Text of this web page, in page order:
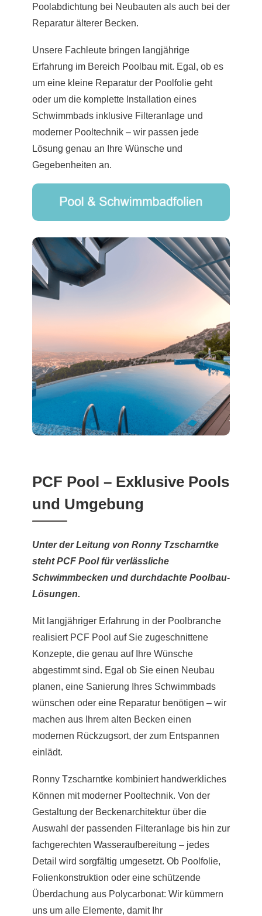
Poolabdichtung bei Neubauten als auch bei der
Reparatur älterer Becken.
Unsere Fachleute bringen langjährige
Erfahrung im Bereich Poolbau mit. Egal, ob es
um eine kleine Reparatur der Poolfolie geht
oder um die komplette Installation eines
Schwimmbads inklusive Filteranlage und
moderner Pooltechnik – wir passen jede
Lösung genau an Ihre Wünsche und
Gegebenheiten an.
PCF Pool – Exklusive Pools
und Umgebung
Unter der Leitung von Ronny Tzscharntke
steht PCF Pool für verlässliche
Schwimmbecken und durchdachte Poolbau-
Lösungen.
Mit langjähriger Erfahrung in der Poolbranche
realisiert PCF Pool auf Sie zugeschnittene
Konzepte, die genau auf Ihre Wünsche
abgestimmt sind. Egal ob Sie einen Neubau
planen, eine Sanierung Ihres Schwimmbads
wünschen oder eine Reparatur benötigen – wir
machen aus Ihrem alten Becken einen
modernen Rückzugsort, der zum Entspannen
einlädt.
Ronny Tzscharntke kombiniert handwerkliches
Können mit moderner Pooltechnik. Von der
Gestaltung der Beckenarchitektur über die
Auswahl der passenden Filteranlage bis hin zur
fachgerechten Wasseraufbereitung – jedes
Detail wird sorgfältig umgesetzt. Ob Poolfolie,
Folienkonstruktion oder eine schützende
Überdachung aus Polycarbonat: Wir kümmern
uns um alle Elemente, damit Ihr